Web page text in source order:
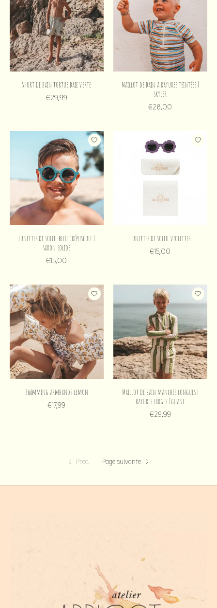
Short de bain tortue baie verte
€29,99
Maillot de bain à rayures teintées |
skyler
€28,00
Lunettes de soleil bleu crépuscule |
saron solide
€15,00
Lunettes de soleil violettes
€15,00
Swimming armbands lemon
€17,99
Maillot de bain manches longues |
rayures larges Iguane
€29,99
Préc. Page suivante